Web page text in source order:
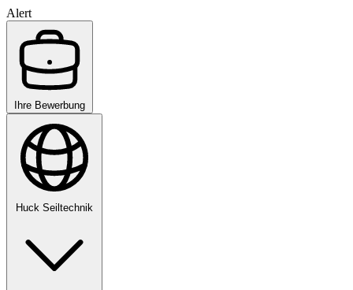
Alert
Ihre Bewerbung
Huck Seiltechnik